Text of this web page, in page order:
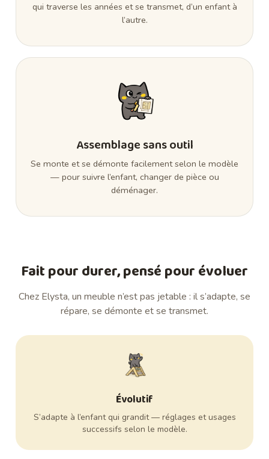
qui traverse les années et se transmet, d’un enfant à
l’autre.
Assemblage sans outil
Se monte et se démonte facilement selon le modèle
— pour suivre l’enfant, changer de pièce ou
déménager.
Fait pour durer, pensé pour évoluer
Chez Elysta, un meuble n’est pas jetable : il s’adapte, se
répare, se démonte et se transmet.
Évolutif
S’adapte à l’enfant qui grandit — réglages et usages
successifs selon le modèle.